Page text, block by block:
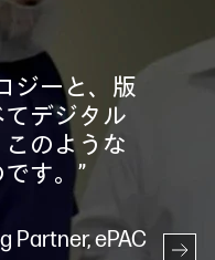
ジーと、版
デジタル
のような
す。”
Partner, ePAC